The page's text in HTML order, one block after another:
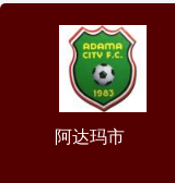
阿达玛市